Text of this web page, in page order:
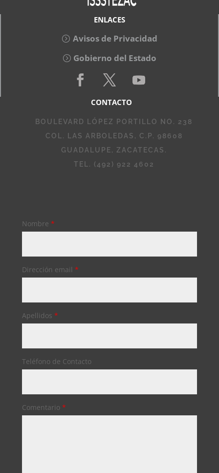
ENLACES
Avisos de Privacidad
Gobierno del Estado
CONTACTO
BOULEVARD LÓPEZ PORTILLO NO. 238
COL. LAS ARBOLEDAS, C.P. 98608
GUADALUPE, ZACATECAS.
TEL. (492) 922 4602
Nombre *
Dirección email *
Apellidos *
Teléfono de Contacto
Comentario *